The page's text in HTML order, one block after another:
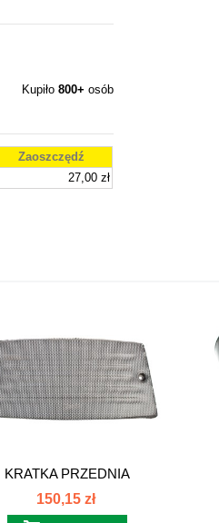
Kupiło 800+ osób
Zaoszczędź
27,00 zł
KRATKA PRZEDNIA
GÓRNA...
150,15 zł